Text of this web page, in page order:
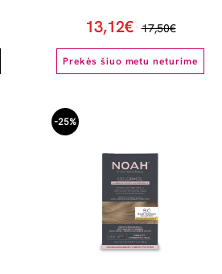
13,12€ 17,50€
Prekės šiuo metu neturime
-25%